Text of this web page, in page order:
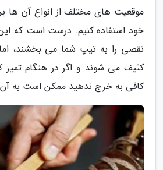
موقعیت های مختلف از انواع آن ها
خود استفاده کنیم. درست است که
نقصی را به تیپ شما می بخشند،
کثیف می شوند و اگر در هنگام
کافی به خرج ندهید ممکن است به